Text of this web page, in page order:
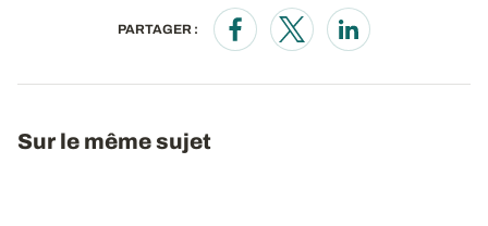
PARTAGER :
Opens in a new window
Opens in a new window
Opens in a new
Sur le même sujet